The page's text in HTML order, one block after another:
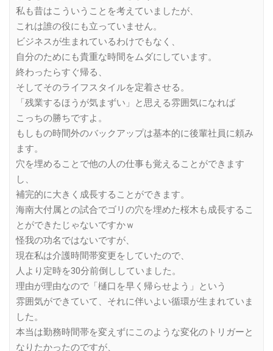
私も昔はこういうことを考えていましたが、
これは誰の役にも立っていません。
ビジネスが生まれているわけでもなく、
自分のためにも貴重な時間をムダにしています。
終わったらすぐ帰る、
そしてそのライフスタイルを定着させる。
「残業するほうが気まずい」と思える雰囲気になれば
こっちの勝ちですよ。
もしもの時間外のバックアップは基本的に後輩社員に頼み
ます。
穴を埋めることで他の人の仕事も覚えることができます
し、
補完的に大きく成長することができます。
海南大付属との試合でゴリの穴を埋めた桜木も成長するこ
とができたじゃないですかｗ
怪我の功名ではないですが、
現在私は介護時間帯変更をしていたので、
人より定時を30分前倒ししていました。
理由が理由なので「樋口を早く帰らせよう」という
雰囲気ができていて、それに伴いよい循環が生まれていま
した。
本当は勤務時間帯を変えずにこのような変化のトリガーと
なりたかったのですが、